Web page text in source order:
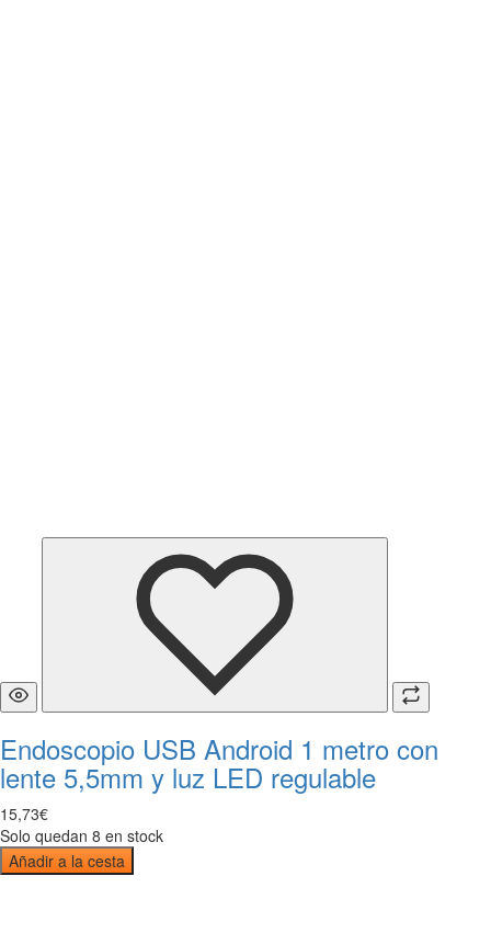
Endoscopio USB Android 1 metro con
lente 5,5mm y luz LED regulable
15,73€
Solo quedan 8 en stock
Añadir a la cesta